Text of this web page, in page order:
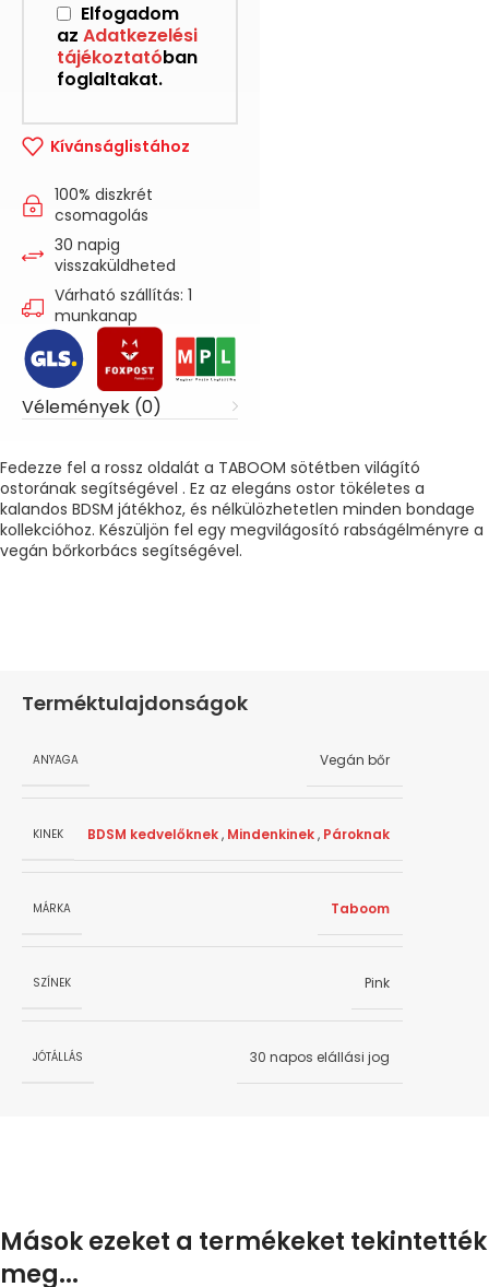
Elfogadom
az Adatkezelési
tájékoztatóban
foglaltakat.
Kívánságlistához
100% diszkrét
csomagolás
30 napig
visszaküldheted
Várható szállítás: 1
munkanap
Vélemények (0)
Fedezze fel a rossz oldalát a TABOOM sötétben világító
ostorának segítségével . Ez az elegáns ostor tökéletes a
kalandos BDSM játékhoz, és nélkülözhetetlen minden bondage
kollekcióhoz. Készüljön fel egy megvilágosító rabságélményre a
vegán bőrkorbács segítségével.
Terméktulajdonságok
ANYAGA Vegán bőr
KINEK BDSM kedvelőknek, Mindenkinek, Pároknak
MÁRKA Taboom
SZÍNEK Pink
JÓTÁLLÁS 30 napos elállási jog
Mások ezeket a termékeket tekintették
meg...